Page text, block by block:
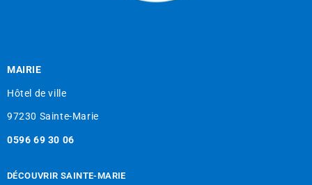
MAIRIE
Hôtel de ville
97230 Sainte-Marie
0596 69 30 06
DÉCOUVRIR SAINTE-MARIE